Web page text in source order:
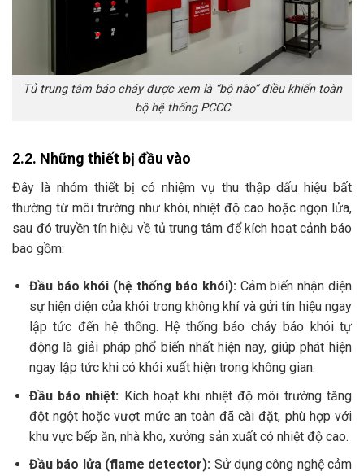
Tủ trung tâm báo cháy được xem là “bộ não” điều khiển toàn
bộ hệ thống PCCC
2.2. Những thiết bị đầu vào
Đây là nhóm thiết bị có nhiệm vụ thu thập dấu hiệu bất
thường từ môi trường như khói, nhiệt độ cao hoặc ngọn lửa,
sau đó truyền tín hiệu về tủ trung tâm để kích hoạt cảnh báo
bao gồm:
Đầu báo khói (hệ thống báo khói):Cảm biến nhận diện
sự hiện diện của khói trong không khí và gửi tín hiệu ngay
lập tức đến hệ thống. Hệ thống báo cháy báo khói tự
động là giải pháp phổ biến nhất hiện nay, giúp phát hiện
ngay lập tức khi có khói xuất hiện trong không gian.
Đầu báo nhiệt: Kích hoạt khi nhiệt độ môi trường tăng
đột ngột hoặc vượt mức an toàn đã cài đặt, phù hợp với
khu vực bếp ăn, nhà kho, xưởng sản xuất có nhiệt độ cao.
Đầu báo lửa (flame detector): Sử dụng công nghệ cảm